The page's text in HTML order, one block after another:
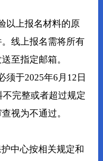
以上报名材料的原
线上报名需将所有
至指定邮箱。
须于2025年6月12日
完整或者超过规定
视为不通过。
中心按相关规定和